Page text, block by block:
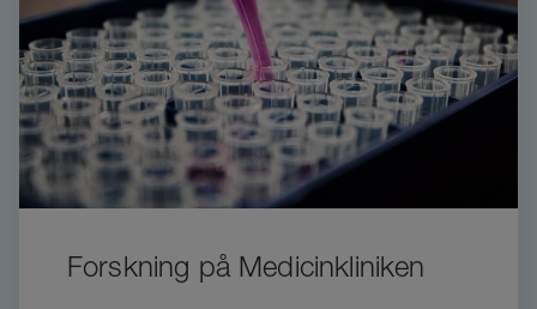
Forskning på Medicinkliniken